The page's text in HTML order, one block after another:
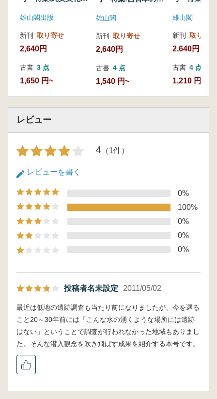
雄山閣出版
新刊 取り寄せ
2,640円
古書 3 点
1,650 円~
雄山閣
新刊 取り寄せ
2,640円
古書 4 点
1,540 円~
雄山閣
新刊 取り寄せ
2,640円
古書 4 点
1,210 円~
レビュー
4 （1件）
レビューを書く
0%
100%
0%
0%
0%
投稿者名未設定 2011/05/02
最近は低地の遺跡調査も当たり前になりましたが、今を遡る
こと20～30年前には「こんな水の湧くような場所には遺跡
はない」ということで調査が行われなかった地域もありまし
た。そんな潜入観念を吹き飛ばす成果を紹介する本号です。